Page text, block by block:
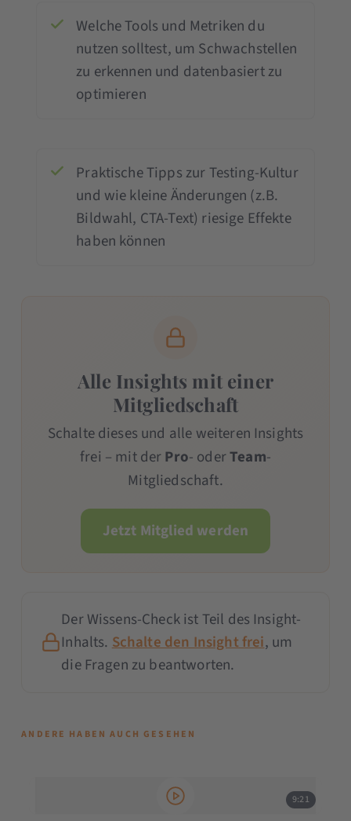
Welche Tools und Metriken du
nutzen solltest, um Schwachstellen
zu erkennen und datenbasiert zu
optimieren
Praktische Tipps zur Testing-Kultur
und wie kleine Änderungen (z.B.
Bildwahl, CTA-Text) riesige Effekte
haben können
Alle Insights mit einer
Mitgliedschaft
Schalte dieses und alle weiteren Insights
frei – mit derPro- oderTeam-
Mitgliedschaft.
Jetzt Mitglied werden
Der Wissens-Check ist Teil des Insight-
Inhalts. Schalte den Insight frei, um
die Fragen zu beantworten.
ANDERE HABEN AUCH GESEHEN
9:21